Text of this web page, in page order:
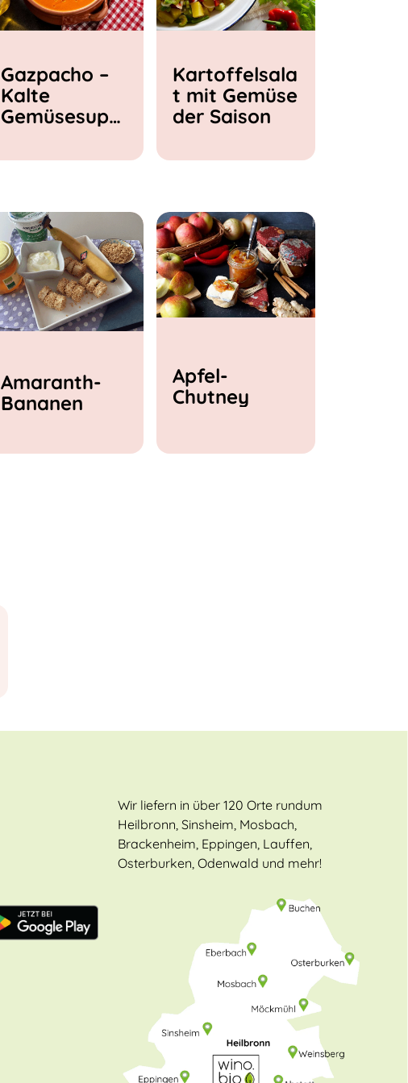
Gazpacho –
Kalte
Gemüsesupp
Kartoffelsala
t mit Gemüse
der Saison
Amaranth-
Bananen
Apfel-
Chutney
Wir liefern in über 120 Orte rundum
Heilbronn, Sinsheim, Mosbach,
Brackenheim, Eppingen, Lauffen,
Osterburken, Odenwald und mehr!